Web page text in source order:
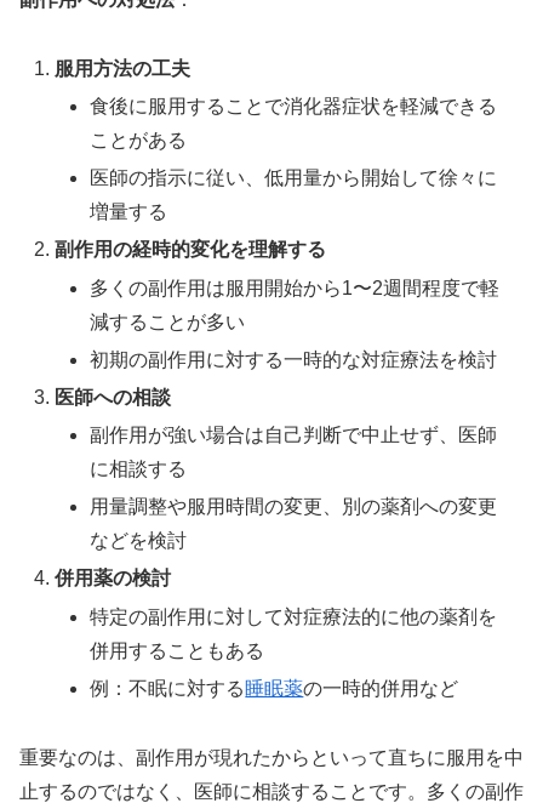
服用方法の工夫
食後に服用することで消化器症状を軽減できる
ことがある
医師の指示に従い、低用量から開始して徐々に
増量する
副作用の経時的変化を理解する
多くの副作用は服用開始から1〜2週間程度で軽
減することが多い
初期の副作用に対する一時的な対症療法を検討
医師への相談
副作用が強い場合は自己判断で中止せず、医師
に相談する
用量調整や服用時間の変更、別の薬剤への変更
などを検討
併用薬の検討
特定の副作用に対して対症療法的に他の薬剤を
併用することもある
例：不眠に対する 睡眠薬の一時的併用など
重要なのは、副作用が現れたからといって直ちに服用を中
止するのではなく、医師に相談することです。多くの副作